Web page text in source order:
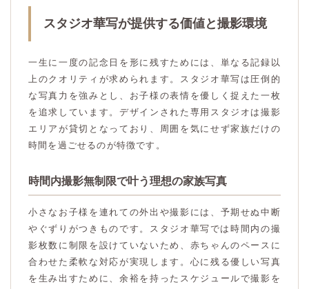
スタジオ華写が提供する価値と撮影環境
一生に一度の記念日を形に残すためには、単なる記録以
上のクオリティが求められます。スタジオ華写は圧倒的
な写真力を強みとし、お子様の表情を優しく捉えた一枚
を追求しています。デザインされた専用スタジオは撮影
エリアが貸切となっており、周囲を気にせず家族だけの
時間を過ごせるのが特徴です。
時間内撮影無制限で叶う理想の家族写真
小さなお子様を連れての外出や撮影には、予期せぬ中断
やぐずりがつきものです。スタジオ華写では時間内の撮
影枚数に制限を設けていないため、赤ちゃんのペースに
合わせた柔軟な対応が実現します。心に残る優しい写真
を生み出すために、余裕を持ったスケジュールで撮影を